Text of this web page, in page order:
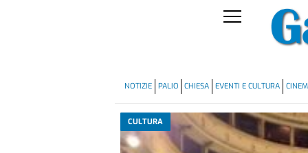
NOTIZIE PALIO CHIESA EVENTI E CULTURA
CULTURA